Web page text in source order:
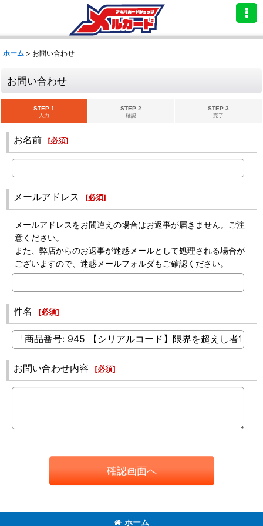
ホーム > お問い合わせ
お問い合わせ
STEP 1
入力
STEP 2
確認
STEP 3
完了
お名前 [必須]
メールアドレス [必須]
メールアドレスをお間違えの場合はお返事が届きません。ご注
意ください。
また、弊店からのお返事が迷惑メールとして処理される場合が
ございますので、迷惑メールフォルダもご確認ください。
件名 [必須]
お問い合わせ内容 [必須]
確認画面へ
ホーム